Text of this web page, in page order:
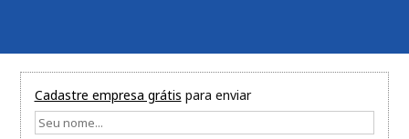
Cadastre empresa grátis para enviar